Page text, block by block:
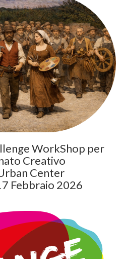
WorkShop per
Creativo
Center
Febbraio 2026